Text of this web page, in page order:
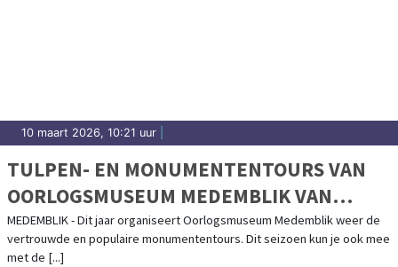
10 maart 2026, 10:21 uur
TULPEN- EN MONUMENTENTOURS VAN
OORLOGSMUSEUM MEDEMBLIK VAN
START!
MEDEMBLIK - Dit jaar organiseert Oorlogsmuseum Medemblik weer de
vertrouwde en populaire monumententours. Dit seizoen kun je ook mee
met de [...]